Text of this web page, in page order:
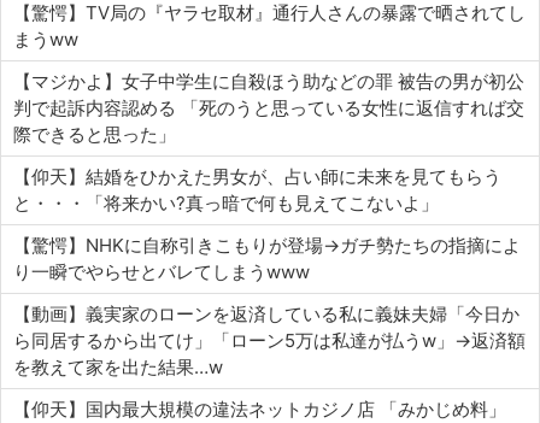
【驚愕】TV局の『ヤラセ取材』通行人さんの暴露で晒されてし
まうww
【マジかよ】女子中学生に自殺ほう助などの罪 被告の男が初公
判で起訴内容認める 「死のうと思っている女性に返信すれば交
際できると思った」
【仰天】結婚をひかえた男女が、占い師に未来を見てもらう
と・・・「将来かい?真っ暗で何も見えてこないよ」
【驚愕】NHKに自称引きこもりが登場→ガチ勢たちの指摘によ
り一瞬でやらせとバレてしまうwww
【動画】義実家のローンを返済している私に義妹夫婦「今日か
ら同居するから出てけ」「ローン5万は私達が払うw」→返済額
を教えて家を出た結果…w
【仰天】国内最大規模の違法ネットカジノ店 「みかじめ料」